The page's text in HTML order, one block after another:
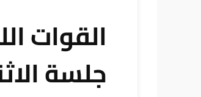
القوات
جلسة